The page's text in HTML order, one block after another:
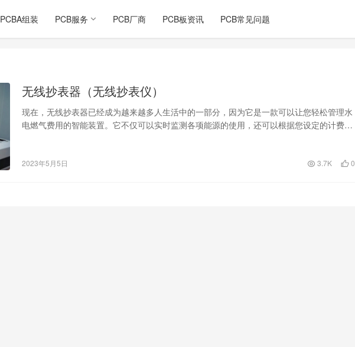
PCBA组装 PCB服务 PCB厂商 PCB板资讯 PCB常见问题
无线抄表器（无线抄表仪）
现在，无线抄表器已经成为越来越多人生活中的一部分，因为它是一款可以让您轻松管理水
电燃气费用的智能装置。它不仅可以实时监测各项能源的使用，还可以根据您设定的计费方
2023年5月5日 3.7K 0